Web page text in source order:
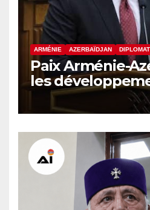
ARMÉNIE AZERBAÏDJAN
Paix Arménie-
les
internationaux
signature finale